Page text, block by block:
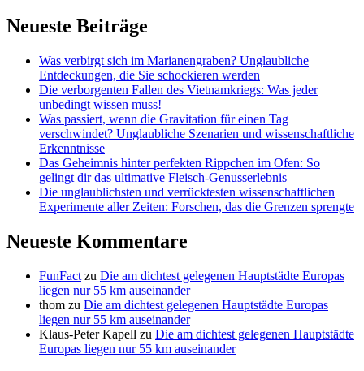
hätten
Neueste Beiträge
Was verbirgt sich im Marianengraben? Unglaubliche
Entdeckungen, die Sie schockieren werden
Die verborgenten Fallen des Vietnamkriegs: Was jeder
unbedingt wissen muss!
Was passiert, wenn die Gravitation für einen Tag
verschwindet? Unglaubliche Szenarien und wissenschaftliche
Erkenntnisse
Das Geheimnis hinter perfekten Rippchen im Ofen: So
gelingt dir das ultimative Fleisch-Genusserlebnis
Die unglaublichsten und verrücktesten wissenschaftlichen
Experimente aller Zeiten: Forschen, das die Grenzen sprengte
Neueste Kommentare
FunFact zu Die am dichtest gelegenen Hauptstädte Europas
liegen nur 55 km auseinander
thom zu Die am dichtest gelegenen Hauptstädte Europas
liegen nur 55 km auseinander
Klaus-Peter Kapell zu Die am dichtest gelegenen Hauptstädte
Europas liegen nur 55 km auseinander